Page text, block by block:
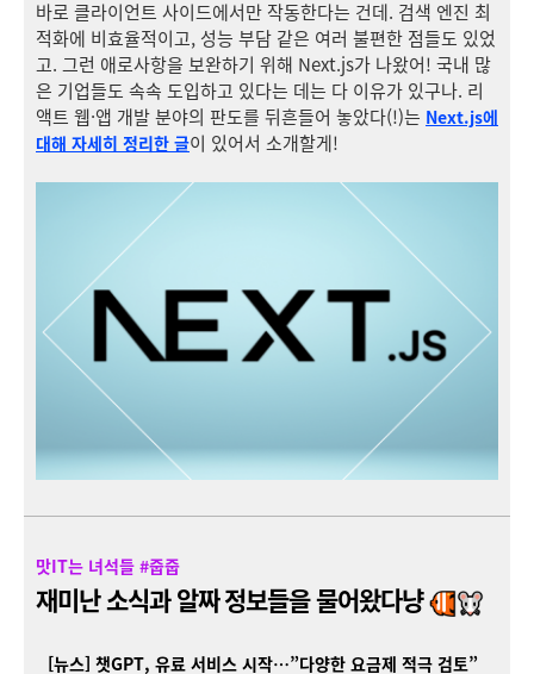
바로 클라이언트 사이드에서만 작동한다는 건데. 검색 엔진 최
적화에 비효율적이고, 성능 부담 같은 여러 불편한 점들도 있었
고. 그런 애로사항을 보완하기 위해 Next.js가 나왔어! 국내 많
은 기업들도 속속 도입하고 있다는 데는 다 이유가 있구나. 리
액트 웹·앱 개발 분야의 판도를 뒤흔들어 놓았다(!)는 Next.js에
대해 자세히 정리한 글이 있어서 소개할게!
맛IT는 녀석들 #줍줍
재미난 소식과 알짜 정보들을 물어왔다냥
[뉴스] 챗GPT, 유료 서비스 시작…”다양한 요금제 적극 검토”